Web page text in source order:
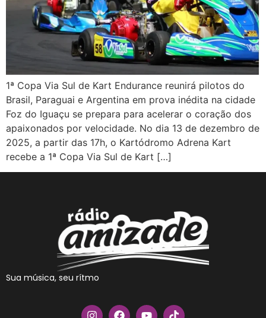
1ª Copa Via Sul de Kart Endurance reunirá pilotos do
Brasil, Paraguai e Argentina em prova inédita na cidade
Foz do Iguaçu se prepara para acelerar o coração dos
apaixonados por velocidade. No dia 13 de dezembro de
2025, a partir das 17h, o Kartódromo Adrena Kart
recebe a 1ª Copa Via Sul de Kart […]
Sua música, seu rítmo